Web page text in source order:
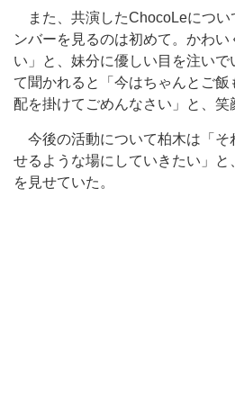
また、共演したChocoLeについ
ンバーを見るのは初めて。かわい
い」と、妹分に優しい目を注い
て聞かれると「今はちゃんとご
配を掛けてごめんなさい」と、笑
今後の活動について柏木は「そ
せるような場にしていきたい」
を見せていた。